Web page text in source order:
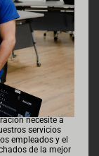
necesite a
servicios
empleados y el
de la mejor